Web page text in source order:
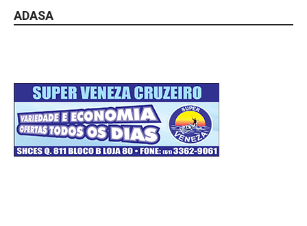
ADASA